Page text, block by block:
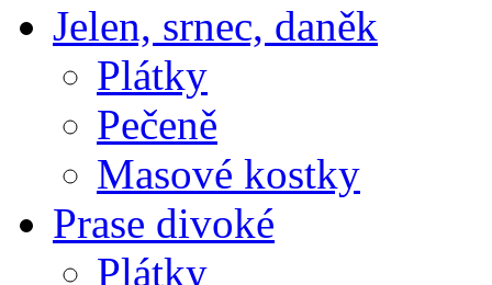
Jelen, srnec, daněk
Plátky
Pečeně
Masové kostky
Prase divoké
Plátky